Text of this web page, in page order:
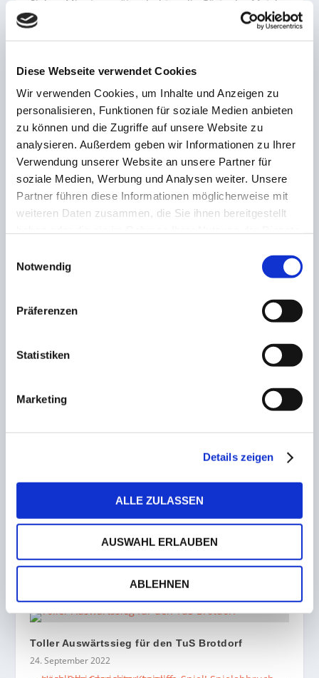
Diese Webseite verwendet Cookies
Wir verwenden Cookies, um Inhalte und Anzeigen zu
personalisieren, Funktionen für soziale Medien anbieten
zu können und die Zugriffe auf unsere Website zu
analysieren. Außerdem geben wir Informationen zu Ihrer
Verwendung unserer Website an unsere Partner für
soziale Medien, Werbung und Analysen weiter. Unsere
Partner führen diese Informationen möglicherweise mit
weiteren Daten zusammen, die Sie ihnen bereitgestellt
Notwendig
Präferenzen
Statistiken
Marketing
Details zeigen
ALLE ZULASSEN
AUSWAHL ERLAUBEN
ABLEHNEN
Sieben Minuten später drehten die Gäste das Match
dann komplett. Wolfram spielte einen weiten
zum 2:1 aus Gästesicht ins Tor grätschen (68.). Die
Ausgleichchance, es blieb aber beim 1:2 für den SC
Verl. Ende.
Kaiserslautern und
NÄCHSTE
zweimaligen Rückstand
zum Punktgewinn
ZUSAMMENHÄNGENDE POSTS
Geislautern teilen sich im Eröffnungsspiel die
Kein Sieger im Verfolgerduell Geislautern II und
Toller Auswärtssieg für den TuS Brotdorf
24. September 2022